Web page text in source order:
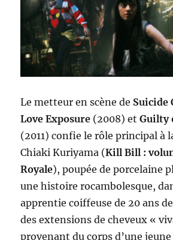
Le metteur en scène de Suicide
Love Exposure (2008) etGuilty
(2011) confie le rôle principal à
Chiaki Kuriyama (Kill Bill :
Royale), poupée de porcelaine
une histoire rocambolesque,
apprentie coiffeuse de 20 ans
des extensions de cheveux «
provenant du corps d’une